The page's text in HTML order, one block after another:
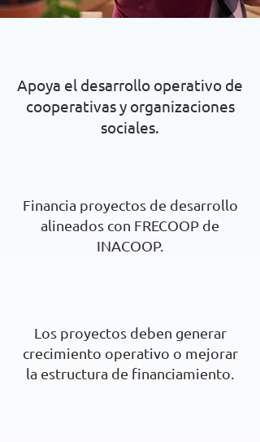
Apoya el desarrollo operativo de
cooperativas y organizaciones
sociales.
Financia proyectos de desarrollo
alineados con FRECOOP de
INACOOP.
Los proyectos deben generar
crecimiento operativo o mejorar
la estructura de financiamiento.